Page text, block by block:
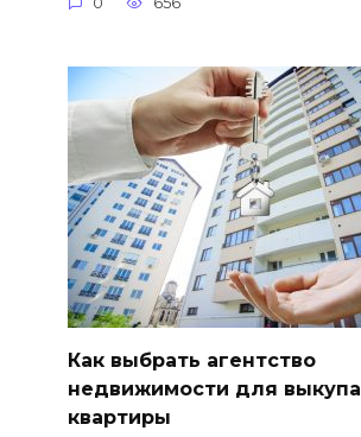
Как выбрать агентство
недвижимости для выкупа
квартиры